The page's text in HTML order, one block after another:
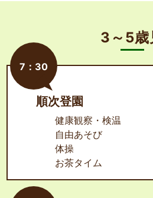
3～5歳
7：30
順次登園
健康観察・検温
自由あそび
体操
お茶タイム